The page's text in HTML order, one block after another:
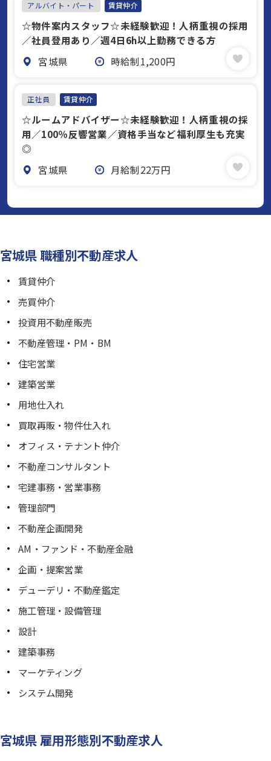
アルバイト・パート 賃貸仲介
☆物件案内スタッフ☆未経験歓迎！人柄重視の採用
／社員登用あり／週4日6h以上勤務できる方
宮城県
時給制1,200円
正社員 賃貸仲介
☆ルームアドバイザー☆未経験歓迎！人柄重視の採
用／100％反響営業／資格手当など福利厚生も充実
◎
宮城県
月給制22万円
宮城県 職種別不動産求人
賃貸仲介
売買仲介
投資用不動産販売
不動産管理・PM・BM
住宅営業
建築営業
用地仕入れ
買取再販・物件仕入れ
オフィス・テナント仲介
不動産コンサルタント
宅建事務・営業事務
管理部門
不動産企画開発
AM・ファンド・不動産金融
企画・提案営業
デューデリ・不動産鑑定
施工管理・設備管理
設計
建築事務
マーケティング
システム開発
宮城県 雇用形態別不動産求人